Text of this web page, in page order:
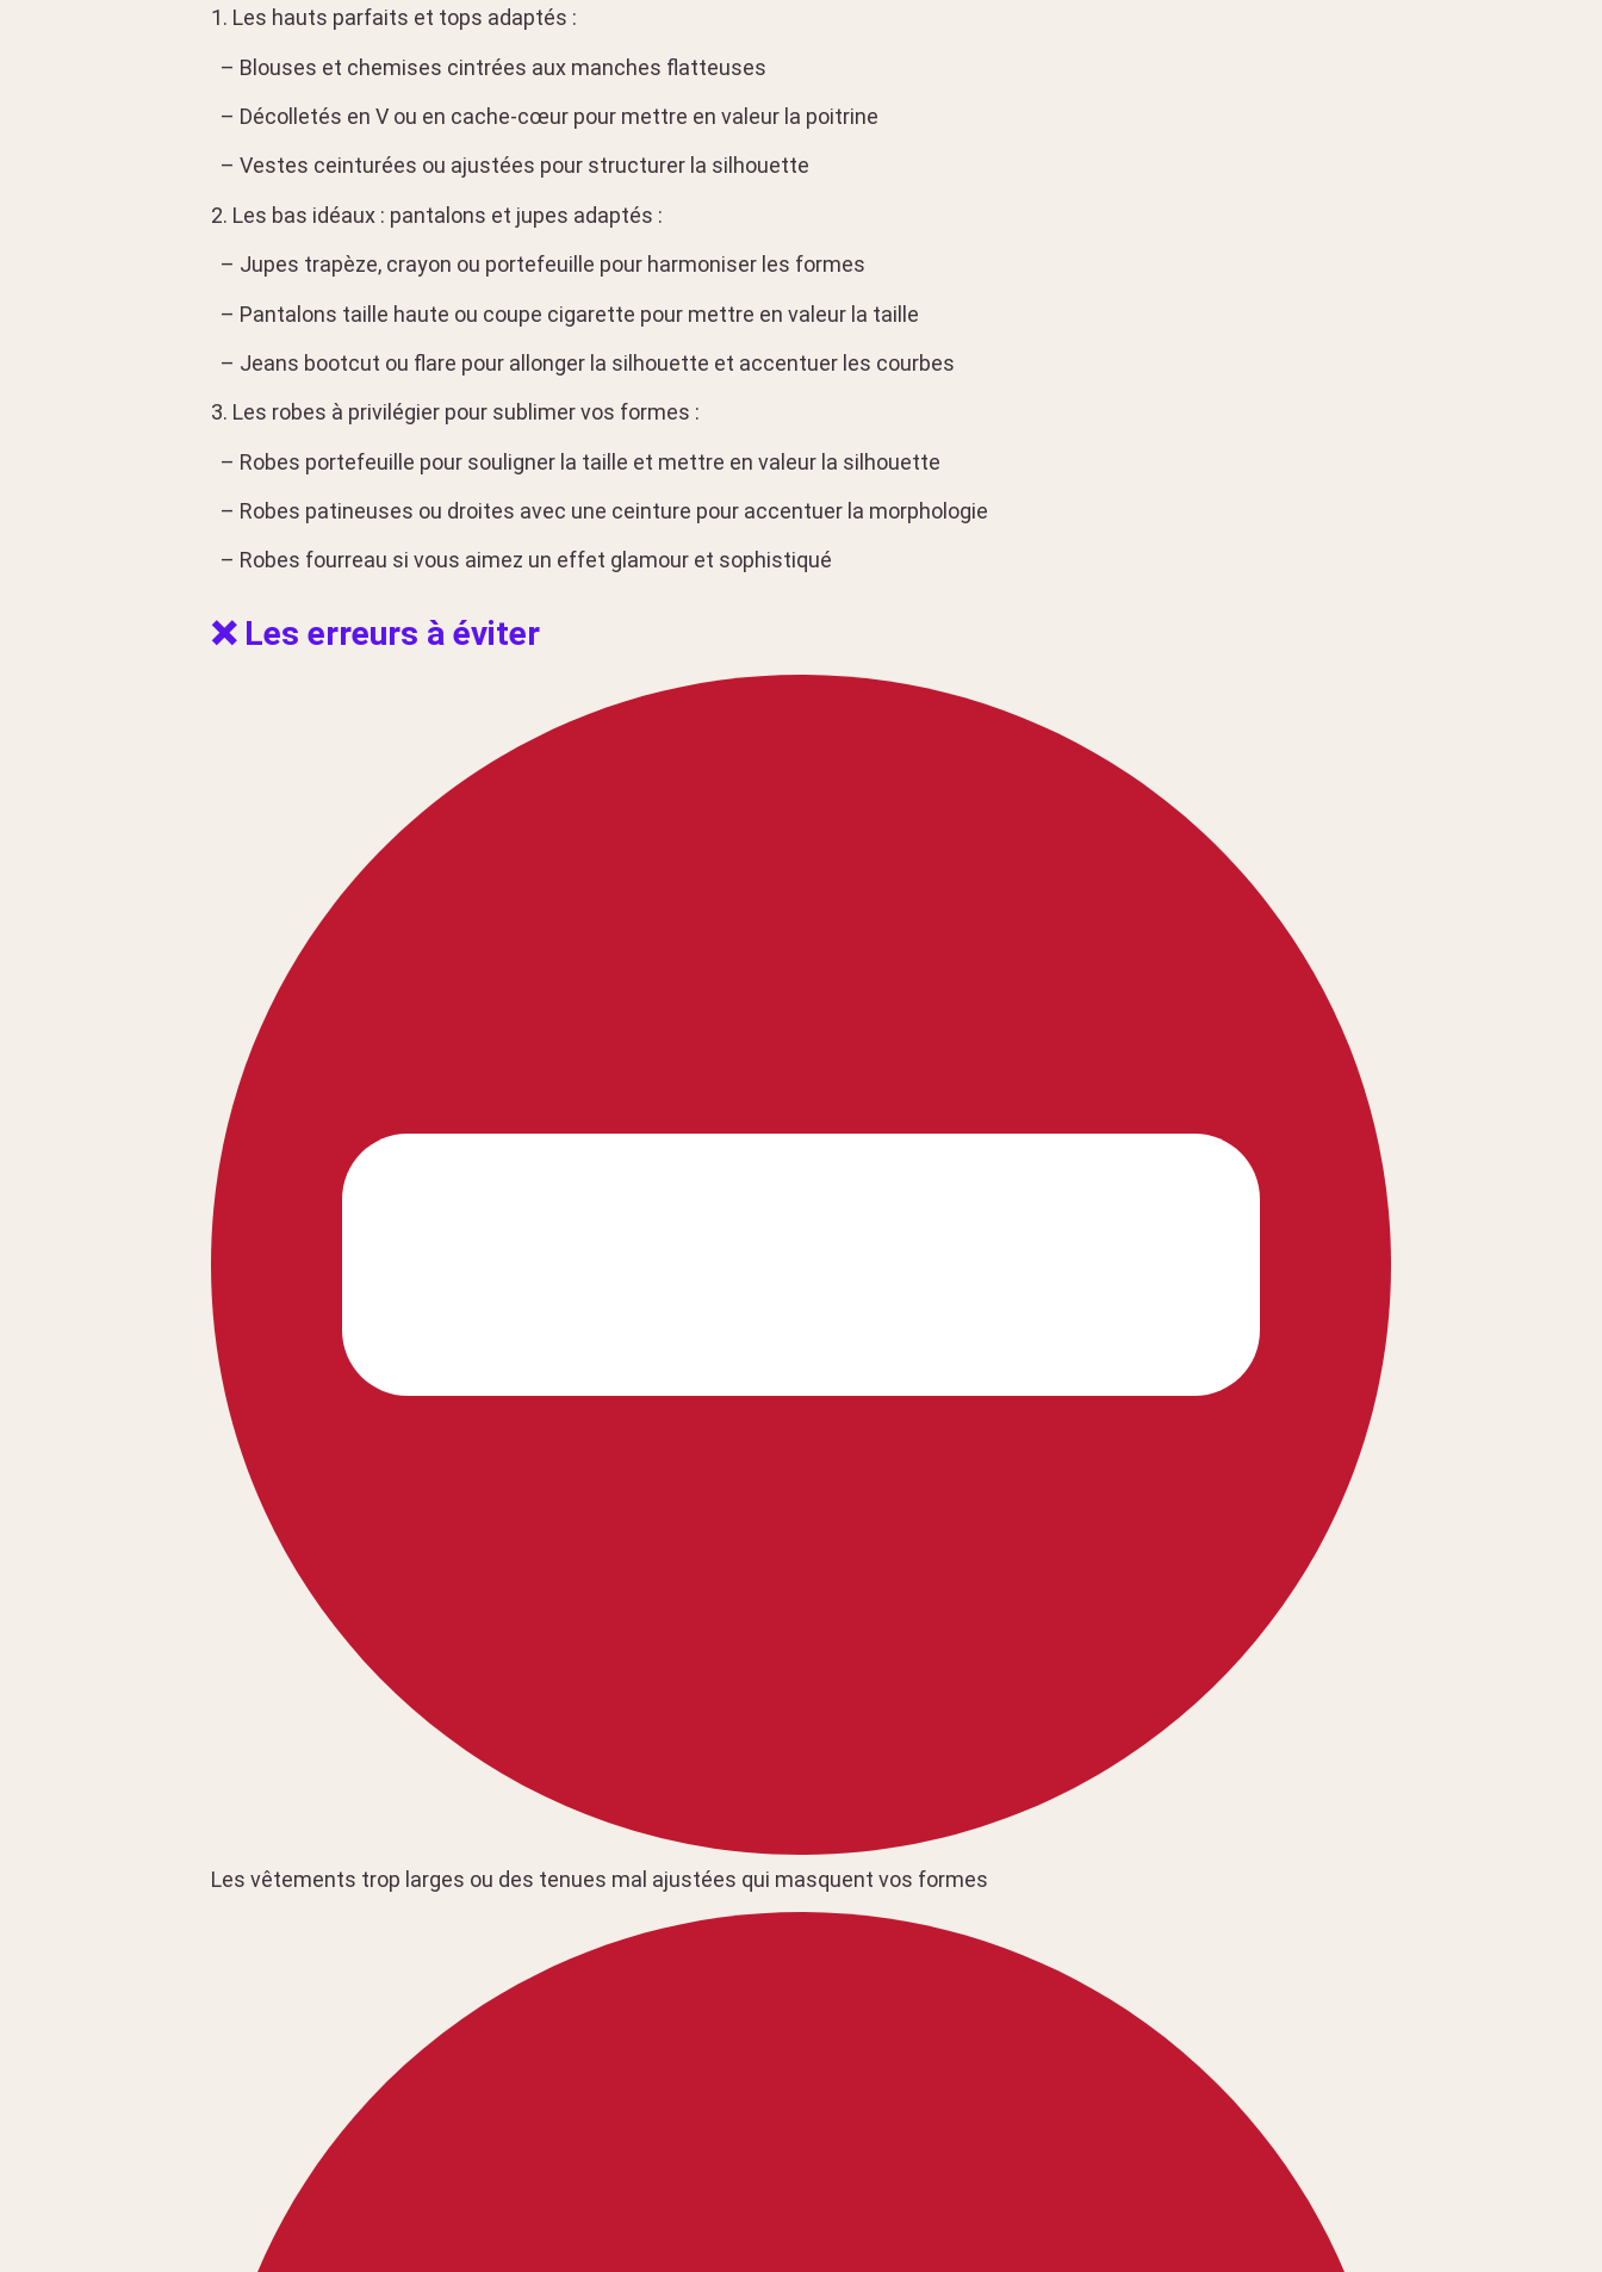
1. Les hauts parfaits et tops adaptés :
– Blouses et chemises cintrées aux manches flatteuses
– Décolletés en V ou en cache-cœur pour mettre en valeur la poitrine
– Vestes ceinturées ou ajustées pour structurer la silhouette
2. Les bas idéaux : pantalons et jupes adaptés :
– Jupes trapèze, crayon ou portefeuille pour harmoniser les formes
– Pantalons taille haute ou coupe cigarette pour mettre en valeur la taille
– Jeans bootcut ou flare pour allonger la silhouette et accentuer les courbes
3. Les robes à privilégier pour sublimer vos formes :
– Robes portefeuille pour souligner la taille et mettre en valeur la silhouette
– Robes patineuses ou droites avec une ceinture pour accentuer la morphologie
– Robes fourreau si vous aimez un effet glamour et sophistiqué
❌ Les erreurs à éviter
Les vêtements trop larges ou des tenues mal ajustées qui masquent vos formes